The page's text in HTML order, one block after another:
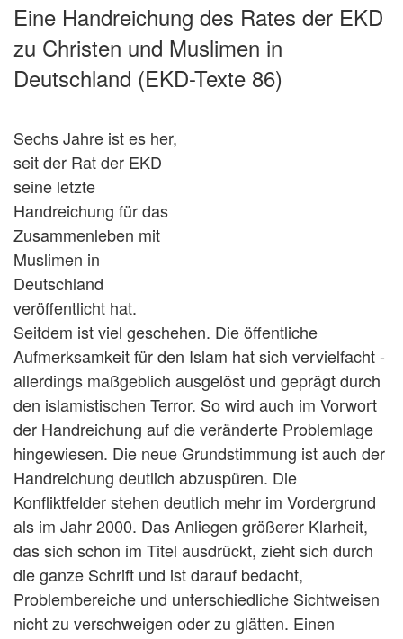
Eine Handreichung des Rates der EKD
zu Christen und Muslimen in
Deutschland (EKD-Texte 86)
Sechs Jahre ist es her,
seit der Rat der EKD
seine letzte
Handreichung für das
Zusammenleben mit
Muslimen in
Deutschland
veröffentlicht hat.
Seitdem ist viel geschehen. Die öffentliche
Aufmerksamkeit für den Islam hat sich vervielfacht -
allerdings maßgeblich ausgelöst und geprägt durch
den islamistischen Terror. So wird auch im Vorwort
der Handreichung auf die veränderte Problemlage
hingewiesen. Die neue Grundstimmung ist auch der
Handreichung deutlich abzuspüren. Die
Konfliktfelder stehen deutlich mehr im Vordergrund
als im Jahr 2000. Das Anliegen größerer Klarheit,
das sich schon im Titel ausdrückt, zieht sich durch
die ganze Schrift und ist darauf bedacht,
Problembereiche und unterschiedliche Sichtweisen
nicht zu verschweigen oder zu glätten. Einen